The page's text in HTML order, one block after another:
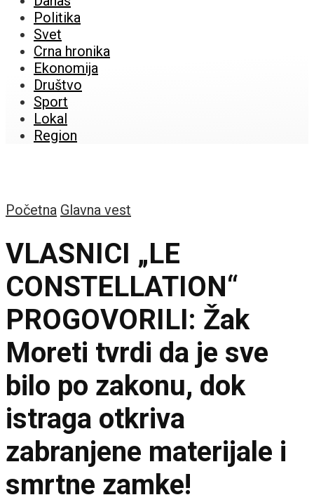
Politika
Svet
Crna hronika
Ekonomija
Društvo
Sport
Lokal
Region
Početna Glavna vest
VLASNICI „LE
CONSTELLATION“
PROGOVORILI: Žak
Moreti tvrdi da je sve
bilo po zakonu, dok
istraga otkriva
zabranjene materijale i
smrtne zamke!